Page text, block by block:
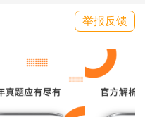
举报反馈